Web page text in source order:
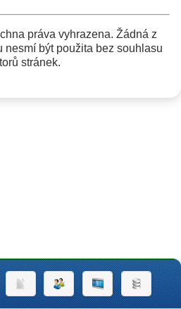
práva vyhrazena. Žádná z
nesmí být použita bez souhlasu
stránek.